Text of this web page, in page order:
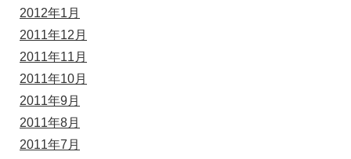
2012年1月
2011年12月
2011年11月
2011年10月
2011年9月
2011年8月
2011年7月